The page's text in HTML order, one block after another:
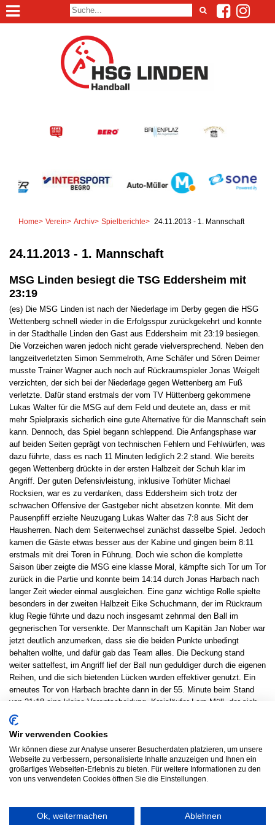
Home> Verein> Archiv> Spielberichte> 24.11.2013 - 1. Mannschaft
24.11.2013 - 1. Mannschaft
MSG Linden besiegt die TSG Eddersheim mit
23:19
(es) Die MSG Linden ist nach der Niederlage im Derby gegen die HSG
Wettenberg schnell wieder in die Erfolgsspur zurückgekehrt und konnte
in der Stadthalle Linden den Gast aus Eddersheim mit 23:19 besiegen.
Die Vorzeichen waren jedoch nicht gerade vielversprechend. Neben den
langzeitverletzten Simon Semmelroth, Arne Schäfer und Sören Deimer
musste Trainer Wagner auch noch auf Rückraumspieler Jonas Weigelt
verzichten, der sich bei der Niederlage gegen Wettenberg am Fuß
verletzte. Dafür stand erstmals der vom TV Hüttenberg gekommene
Lukas Walter für die MSG auf dem Feld und deutete an, dass er mit
mehr Spielpraxis sicherlich eine gute Alternative für die Mannschaft sein
kann. Dennoch, das Spiel begann schleppend. Die Anfangsphase war
auf beiden Seiten geprägt von technischen Fehlern und Fehlwürfen, was
dazu führte, dass es nach 11 Minuten lediglich 2:2 stand. Wie bereits
gegen Wettenberg drückte in der ersten Halbzeit der Schuh klar im
Angriff. Der guten Defensivleistung, inklusive Torhüter Michael
Rocksien, war es zu verdanken, dass Eddersheim sich trotz der
schwachen Offensive der Gastgeber nicht absetzen konnte. Mit dem
Pausenpfiff erzielte Neuzugang Lukas Walter das 7:8 aus Sicht der
Hausherren. Nach dem Seitenwechsel zunächst dasselbe Spiel. Jedoch
kamen die Gäste etwas besser aus der Kabine und gingen beim 8:11
erstmals mit drei Toren in Führung. Doch wie schon die komplette
Saison über zeigte die MSG eine klasse Moral, kämpfte sich Tor um Tor
zurück in die Partie und konnte beim 14:14 durch Jonas Harbach nach
langer Zeit wieder einmal ausgleichen. Eine ganz wichtige Rolle spielte
besonders in der zweiten Halbzeit Eike Schuchmann, der im Rückraum
klug Regie führte und dazu noch insgesamt zehnmal den Ball im
gegnerischen Tor versenkte. Der Mannschaft um Kapitän Jan Nober war
jetzt deutlich anzumerken, dass sie die beiden Punkte unbedingt
behalten wollte, und dafür gab das Team alles. Die Deckung stand
weiter sattelfest, im Angriff lief der Ball nun geduldiger durch die eigenen
Reihen, und die sich bietenden Lücken wurden effektiver genutzt. Ein
erneutes Tor von Harbach brachte dann in der 55. Minute beim Stand
von 21:18 eine kleine Vorentscheidung. Kreisläufer Lars Müll, der sich
einmal mehr in den Dienst der Mannschaft stellte, machte mit seinem
zweiten Tagestreffer vom Kreis alles klar. Nun heißt es für die Wagner-
Schützlinge wieder Kraft zu tanken, denn am 7. Dezember wartet beim
Heimspiel in Lützellinden mit dem TSV Griedel eine der
Überraschungsmannschaften der Liga auf die MSG.
Es spielten: Rocksien, Kaiser; Nober 2, Jung, Melle 1, Harbach 3, Müll
© 2026 HSG LINDEN HANDBALL
Wir verwenden Cookies
Wir können diese zur Analyse unserer Besucherdaten platzieren, um unsere
Webseite zu verbessern, personalisierte Inhalte anzuzeigen und Ihnen ein
großartiges Webseiten-Erlebnis zu bieten. Für weitere Informationen zu den
von uns verwendeten Cookies öffnen Sie die Einstellungen.
Ok, weitermachen Ablehnen